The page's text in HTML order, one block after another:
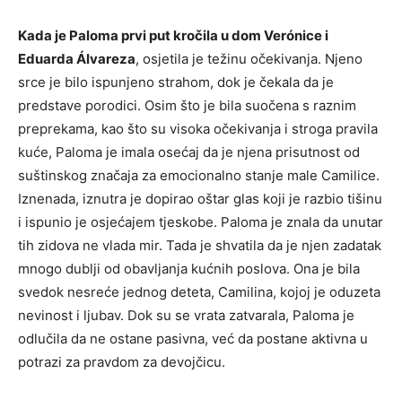
Kada je Paloma prvi put kročila u dom Verónice i
Eduarda Álvareza, osjetila je težinu očekivanja. Njeno
srce je bilo ispunjeno strahom, dok je čekala da je
predstave porodici. Osim što je bila suočena s raznim
preprekama, kao što su visoka očekivanja i stroga pravila
kuće, Paloma je imala osećaj da je njena prisutnost od
suštinskog značaja za emocionalno stanje male Camilice.
Iznenada, iznutra je dopirao oštar glas koji je razbio tišinu
i ispunio je osjećajem tjeskobe. Paloma je znala da unutar
tih zidova ne vlada mir. Tada je shvatila da je njen zadatak
mnogo dublji od obavljanja kućnih poslova. Ona je bila
svedok nesreće jednog deteta, Camilina, kojoj je oduzeta
nevinost i ljubav. Dok su se vrata zatvarala, Paloma je
odlučila da ne ostane pasivna, već da postane aktivna u
potrazi za pravdom za devojčicu.